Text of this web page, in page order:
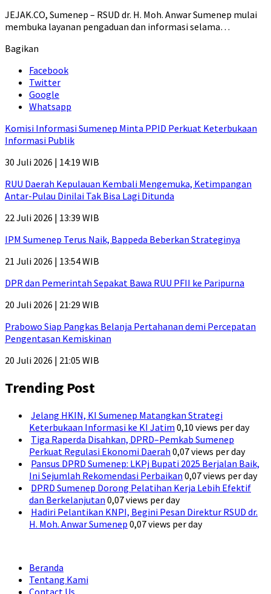
JEJAK.CO, Sumenep – RSUD dr. H. Moh. Anwar Sumenep mulai
membuka layanan pengaduan dan informasi selama…
Bagikan
Facebook
Twitter
Google
Whatsapp
Komisi Informasi Sumenep Minta PPID Perkuat Keterbukaan
Informasi Publik
30 Juli 2026 | 14:19 WIB
RUU Daerah Kepulauan Kembali Mengemuka, Ketimpangan
Antar-Pulau Dinilai Tak Bisa Lagi Ditunda
22 Juli 2026 | 13:39 WIB
IPM Sumenep Terus Naik, Bappeda Beberkan Strateginya
21 Juli 2026 | 13:54 WIB
DPR dan Pemerintah Sepakat Bawa RUU PFII ke Paripurna
20 Juli 2026 | 21:29 WIB
Prabowo Siap Pangkas Belanja Pertahanan demi Percepatan
Pengentasan Kemiskinan
20 Juli 2026 | 21:05 WIB
Trending Post
Jelang HKIN, KI Sumenep Matangkan Strategi
Keterbukaan Informasi ke KI Jatim 0,10 views per day
Tiga Raperda Disahkan, DPRD–Pemkab Sumenep
Perkuat Regulasi Ekonomi Daerah 0,07 views per day
Pansus DPRD Sumenep: LKPj Bupati 2025 Berjalan Baik,
Ini Sejumlah Rekomendasi Perbaikan 0,07 views per day
DPRD Sumenep Dorong Pelatihan Kerja Lebih Efektif
dan Berkelanjutan 0,07 views per day
Hadiri Pelantikan KNPI, Begini Pesan Direktur RSUD dr.
H. Moh. Anwar Sumenep 0,07 views per day
Beranda
Tentang Kami